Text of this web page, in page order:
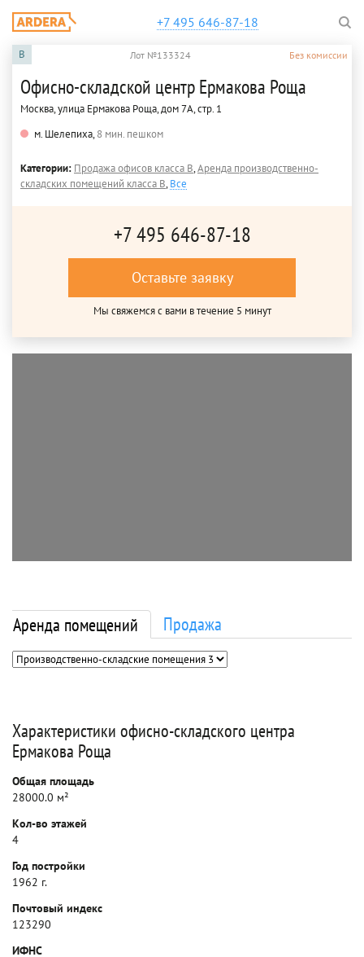
+7 495 646-87-18
B Лот №133324 Без комиссии
Офисно-складской центр Ермакова Роща
Москва, улица Ермакова Роща, дом 7А, стр. 1
м. Шелепиха,8 мин. пешком
Категории: Продажа офисов класса B,Аренда производственно-
складских помещений класса B,Все
+7 495 646-87-18
Оставьте заявку
Мы свяжемся с вами в течение 5 минут
Аренда помещений Продажа
Характеристики офисно-складского центра
Ермакова Роща
Общая площадь
28000.0 м²
Кол-во этажей
4
Год постройки
1962 г.
Почтовый индекс
123290
ИФНС